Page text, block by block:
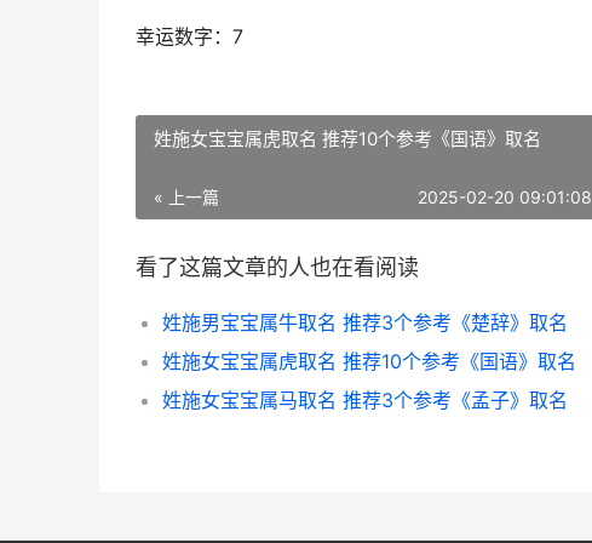
幸运数字：7
姓施女宝宝属虎取名 推荐10个参考《国语》取名
« 上一篇 2025-02-20 09:01:08
看了这篇文章的人也在看阅读
姓施男宝宝属牛取名 推荐3个参考《楚辞》取名
姓施女宝宝属虎取名 推荐10个参考《国语》取名
姓施女宝宝属马取名 推荐3个参考《孟子》取名